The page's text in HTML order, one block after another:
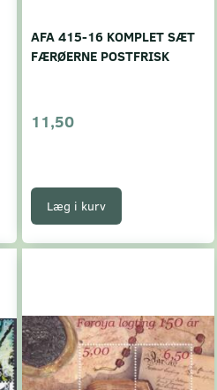
AFA 415-16 KOMPLET SÆT
FÆRØERNE POSTFRISK
11,50
Læg i kurv